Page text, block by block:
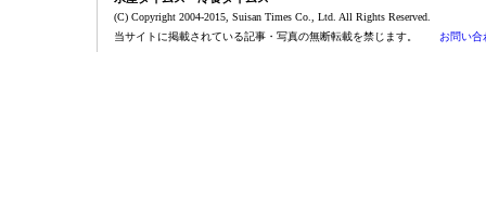
(C) Copyright 2004-2015, Suisan Times Co., Ltd. All Rights Reserved.
当サイトに掲載されている記事・写真の無断転載を禁じます。 お問い合